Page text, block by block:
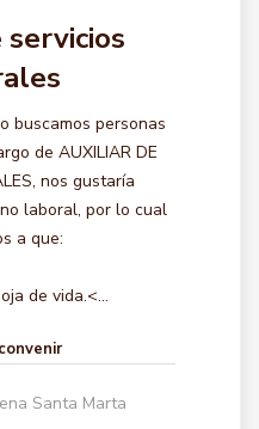
buscamos personas
de AUXILIAR DE
nos gustaría
laboral, por lo cual
a que:
de vida.<...
Santa Marta